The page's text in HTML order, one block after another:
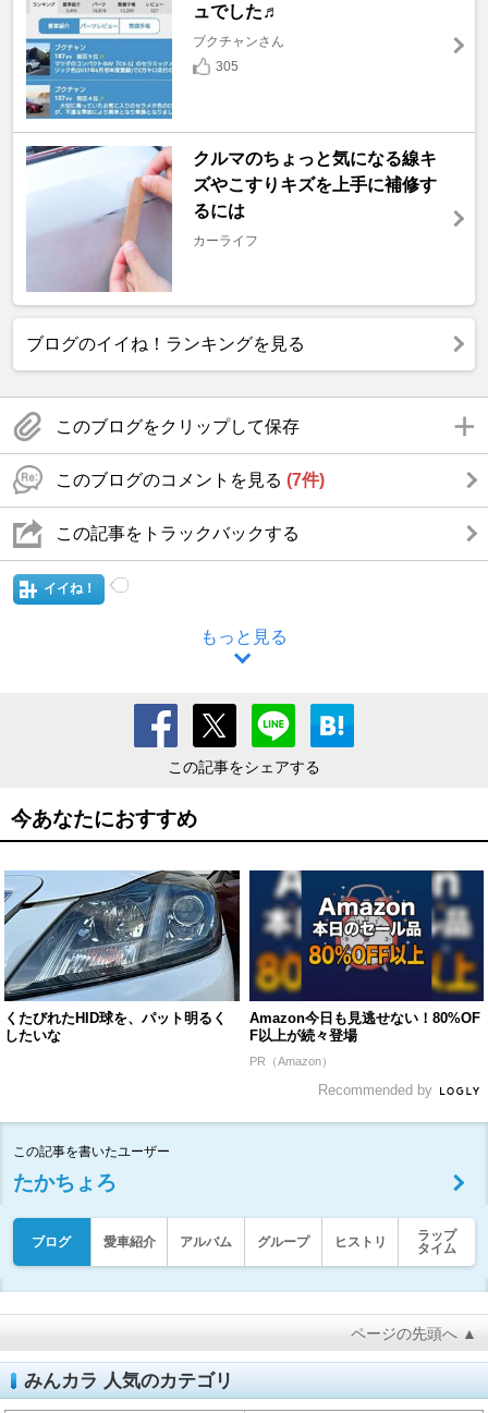
ュでした♬
ブクチャンさん
305
クルマのちょっと気になる線キ
ズやこすりキズを上手に補修す
るには
カーライフ
ブログのイイね！ランキングを見る
このブログをクリップして保存
このブログのコメントを見る (7件)
この記事をトラックバックする
イイね！
もっと見る
この記事をシェアする
今あなたにおすすめ
くたびれたHID球を、パット明るく
したいな
Amazon今日も見逃せない！80%OF
F以上が続々登場
PR（Amazon）
Recommended by
この記事を書いたユーザー
たかちょろ
ブログ 愛車紹介 アルバム グループ ヒストリ
ラップ
タイム
ページの先頭へ ▲
みんカラ 人気のカテゴリ